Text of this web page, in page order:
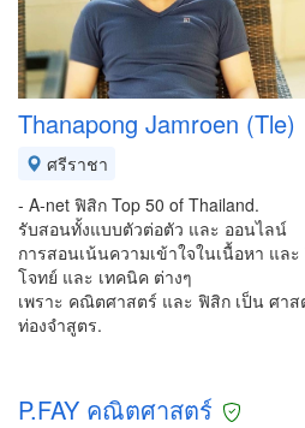
Thanapong Jamroen (Tle)
ศรีราชา
- A-net ฟิสิก Top 50 of Thailand.
รับสอนทั้งแบบตัวต่อตัว และ ออนไลน์
การสอนเน้นความเข้าใจในเนื้อหา แล
โจทย์ และ เทคนิค ต่างๆ
เพราะ คณิตศาสตร์ และ ฟิสิก เป็น ศาส
ท่องจำสูตร.
P.FAY คณิตศาสตร์